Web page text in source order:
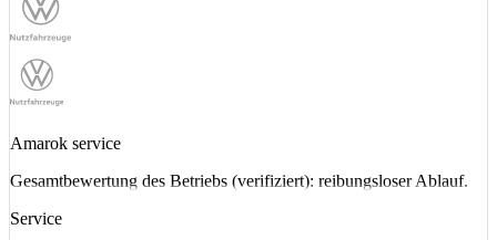
Amarok service
Gesamtbewertung des Betriebs (verifiziert): reibungsloser Ablauf.
Service